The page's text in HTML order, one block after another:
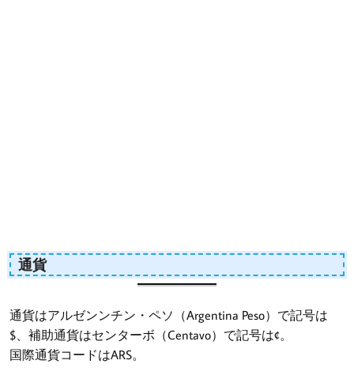
通貨
通貨はアルゼンンチン・ペソ（Argentina Peso）で記号は
$、補助通貨はセンターボ（Centavo）で記号は¢。
国際通貨コードはARS。